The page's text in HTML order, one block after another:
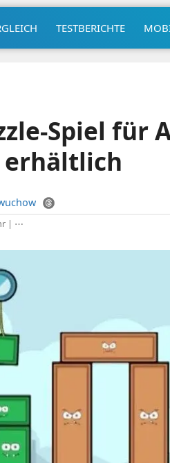
TESTBERICHTE
Spiel für
erhältlich
| ⋯